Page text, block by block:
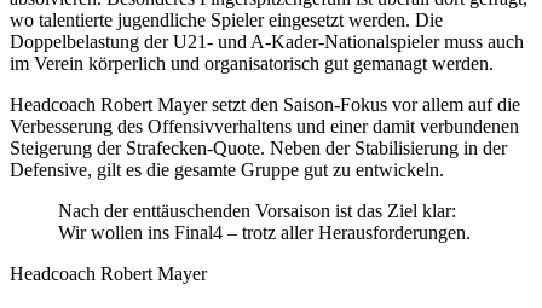
wo talentierte jugendliche Spieler eingesetzt werden. Die
Doppelbelastung der U21- und A-Kader-Nationalspieler muss auch
im Verein körperlich und organisatorisch gut gemanagt werden.
Headcoach Robert Mayer setzt den Saison-Fokus vor allem auf die
Verbesserung des Offensivverhaltens und einer damit verbundenen
Steigerung der Strafecken-Quote. Neben der Stabilisierung in der
Defensive, gilt es die gesamte Gruppe gut zu entwickeln.
Nach der enttäuschenden Vorsaison ist das Ziel klar:
Wir wollen ins Final4 – trotz aller Herausforderungen.
Headcoach Robert Mayer